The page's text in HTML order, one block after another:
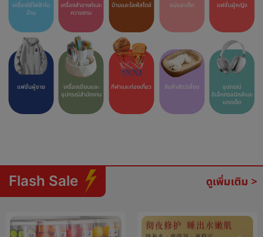
เครื่องใช้ไฟฟ้าใน
บ้าน
เครื่องสำอางค์และ
ความงาม
บ้านและไลฟ์สไตล์ แม่และเด็ก แฟชั่นผู้หญิง
แฟชั่นผู้ชาย
เครื่องเขียนและ
อุปกรณ์สำนักงาน
กีฬาและท่องเที่ยว สินค้าสัตว์เลี้ยง
อุปกรณ์
อิเล็กทรอนิกส์และ
แกดเจ็ต
Flash Sale ดูเพิ่มเติม >